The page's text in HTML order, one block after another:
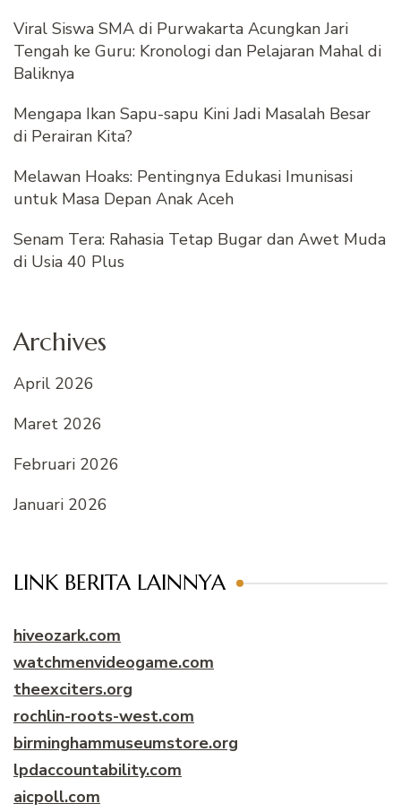
Viral Siswa SMA di Purwakarta Acungkan Jari
Tengah ke Guru: Kronologi dan Pelajaran Mahal di
Baliknya
Mengapa Ikan Sapu-sapu Kini Jadi Masalah Besar
di Perairan Kita?
Melawan Hoaks: Pentingnya Edukasi Imunisasi
untuk Masa Depan Anak Aceh
Senam Tera: Rahasia Tetap Bugar dan Awet Muda
di Usia 40 Plus
Archives
April 2026
Maret 2026
Februari 2026
Januari 2026
LINK BERITA LAINNYA
hiveozark.com
watchmenvideogame.com
theexciters.org
rochlin-roots-west.com
birminghammuseumstore.org
lpdaccountability.com
aicpoll.com